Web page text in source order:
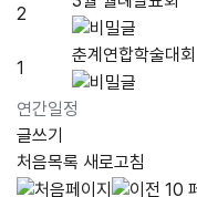
연간일정
2
1
춘계연합학술대회
글쓰기
처음목록 새로고침